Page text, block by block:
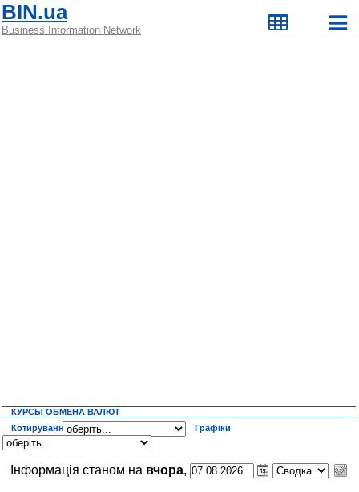
BIN.ua
Business Information Network
КУРСЫ ОБМЕНА ВАЛЮТ
Котирування
Графіки
Інформація станом на вчора,